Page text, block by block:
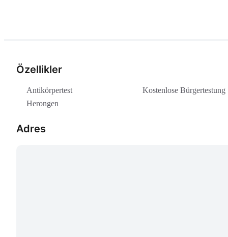
Özellikler
Antikörpertest
Kostenlose Bürgertestung
Herongen
Adres